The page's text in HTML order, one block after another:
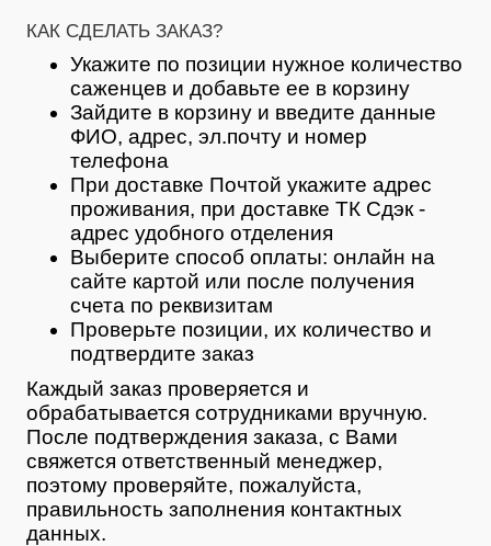
КАК СДЕЛАТЬ ЗАКАЗ?
Укажите по позиции нужное количество
саженцев и добавьте ее в корзину
Зайдите в корзину и введите данные
ФИО, адрес, эл.почту и номер
телефона
При доставке Почтой укажите адрес
проживания, при доставке ТК Сдэк -
адрес удобного отделения
Выберите способ оплаты: онлайн на
сайте картой или после получения
счета по реквизитам
Проверьте позиции, их количество и
подтвердите заказ
Каждый заказ проверяется и
обрабатывается сотрудниками вручную.
После подтверждения заказа, с Вами
свяжется ответственный менеджер,
поэтому проверяйте, пожалуйста,
правильность заполнения контактных
данных.